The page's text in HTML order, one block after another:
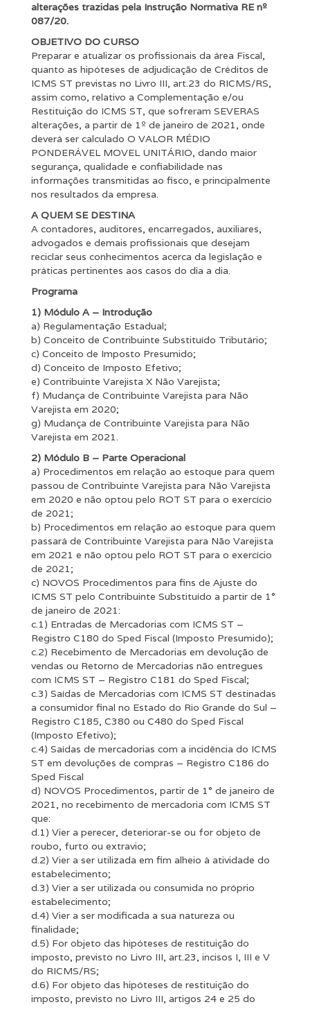
alterações trazidas pela Instrução Normativa RE nº
087/20.
OBJETIVO DO CURSO
Preparar e atualizar os profissionais da área Fiscal,
quanto as hipóteses de adjudicação de Créditos de
ICMS ST previstas no Livro III, art.23 do RICMS/RS,
assim como, relativo a Complementação e/ou
Restituição do ICMS ST, que sofreram SEVERAS
alterações, a partir de 1º de janeiro de 2021, onde
deverá ser calculado O VALOR MÉDIO
PONDERÁVEL MOVEL UNITÁRIO, dando maior
segurança, qualidade e confiabilidade nas
informações transmitidas ao fisco, e principalmente
nos resultados da empresa.
A QUEM SE DESTINA
A contadores, auditores, encarregados, auxiliares,
advogados e demais profissionais que desejam
reciclar seus conhecimentos acerca da legislação e
práticas pertinentes aos casos do dia a dia.
Programa
1) Módulo A – Introdução
a) Regulamentação Estadual;
b) Conceito de Contribuinte Substituído Tributário;
c) Conceito de Imposto Presumido;
d) Conceito de Imposto Efetivo;
e) Contribuinte Varejista X Não Varejista;
f) Mudança de Contribuinte Varejista para Não
Varejista em 2020;
g) Mudança de Contribuinte Varejista para Não
Varejista em 2021.
2) Módulo B – Parte Operacional
a) Procedimentos em relação ao estoque para quem
passou de Contribuinte Varejista para Não Varejista
em 2020 e não optou pelo ROT ST para o exercício
de 2021;
b) Procedimentos em relação ao estoque para quem
passará de Contribuinte Varejista para Não Varejista
em 2021 e não optou pelo ROT ST para o exercício
de 2021;
c) NOVOS Procedimentos para fins de Ajuste do
ICMS ST pelo Contribuinte Substituído a partir de 1°
de janeiro de 2021:
c.1) Entradas de Mercadorias com ICMS ST –
Registro C180 do Sped Fiscal (Imposto Presumido);
c.2) Recebimento de Mercadorias em devolução de
vendas ou Retorno de Mercadorias não entregues
com ICMS ST – Registro C181 do Sped Fiscal;
c.3) Saídas de Mercadorias com ICMS ST destinadas
a consumidor final no Estado do Rio Grande do Sul –
Registro C185, C380 ou C480 do Sped Fiscal
(Imposto Efetivo);
c.4) Saídas de mercadorias com a incidência do ICMS
ST em devoluções de compras – Registro C186 do
Sped Fiscal
d) NOVOS Procedimentos, partir de 1° de janeiro de
2021, no recebimento de mercadoria com ICMS ST
que:
d.1) Vier a perecer, deteriorar-se ou for objeto de
roubo, furto ou extravio;
d.2) Vier a ser utilizada em fim alheio à atividade do
estabelecimento;
d.3) Vier a ser utilizada ou consumida no próprio
estabelecimento;
d.4) Vier a ser modificada a sua natureza ou
finalidade;
d.5) For objeto das hipóteses de restituição do
imposto, previsto no Livro III, art.23, incisos I, III e V
do RICMS/RS;
d.6) For objeto das hipóteses de restituição do
imposto, previsto no Livro III, artigos 24 e 25 do